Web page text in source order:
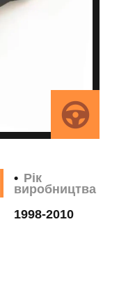
Рік
виробництва
1998-2010